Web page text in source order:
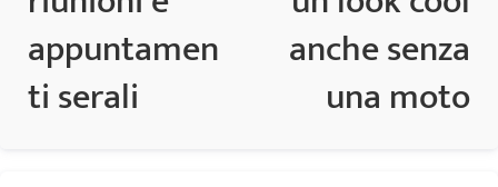
appuntamen
ti serali
anche senza
una moto